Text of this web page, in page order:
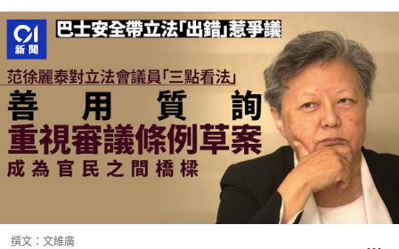
撰文： 文維廣